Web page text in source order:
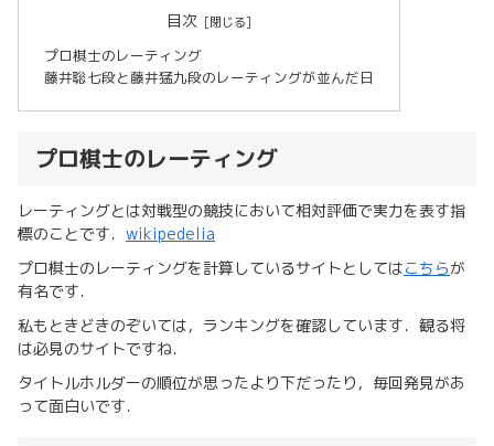
目次
プロ棋士のレーティング
藤井聡七段と藤井猛九段のレーティングが並んだ日
プロ棋士のレーティング
レーティングとは対戦型の競技において相対評価で実力を表す指
標のことです． wikipedelia
プロ棋士のレーティングを計算しているサイトとしてはこちらが
有名です．
私もときどきのぞいては，ランキングを確認しています．観る将
は必見のサイトですね．
タイトルホルダーの順位が思ったより下だったり，毎回発見があ
って面白いです．